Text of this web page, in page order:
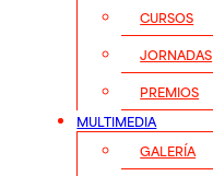
CURSOS
JORNADAS
PREMIOS
MULTIMEDIA
GALERÍA